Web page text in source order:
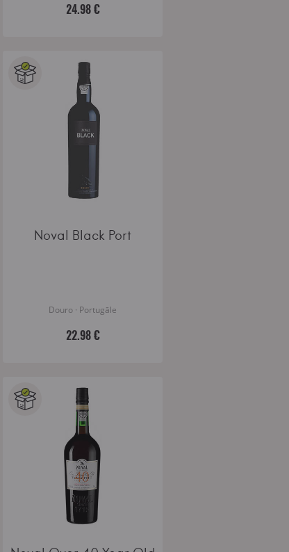
24.98 €
Noval Black Port
Douro · Portugāle
22.98 €